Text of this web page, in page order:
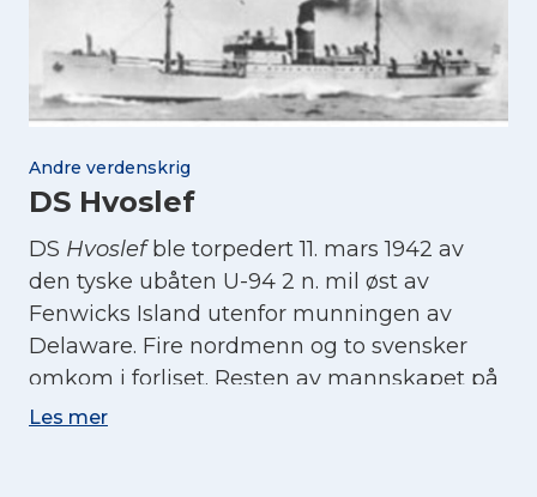
Andre verdenskrig
DS Hvoslef
DS Hvoslefble torpedert 11. mars 1942 av
den tyske ubåten U-94 2 n. mil øst av
Fenwicks Island utenfor munningen av
Delaware. Fire nordmenn og to svensker
omkom i forliset. Resten av mannskapet på
14 mann holdt seg flytende i en ødelagt
Les mer